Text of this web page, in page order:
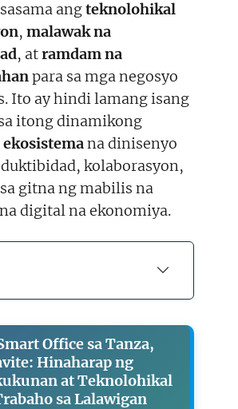
angteknolohikal
, malawak na
, atramdam na
para sa mga negosyo
Ito ay hindi lamang isang
itong dinamikong
na dinisenyo
kolaborasyon,
gitna ng mabilis na
digital na ekonomiya.
Office sa Tanza,
Hinaharap ng
at Teknolohikal
sa Lalawigan